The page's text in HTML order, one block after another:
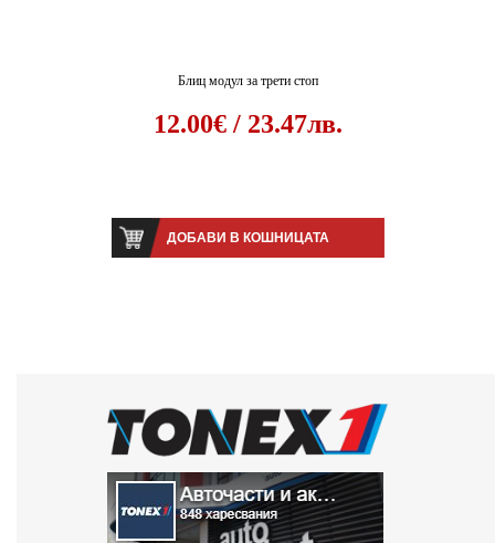
Блиц модул за трети стоп
12.00€ / 23.47лв.
ДОБАВИ В КОШНИЦАТА